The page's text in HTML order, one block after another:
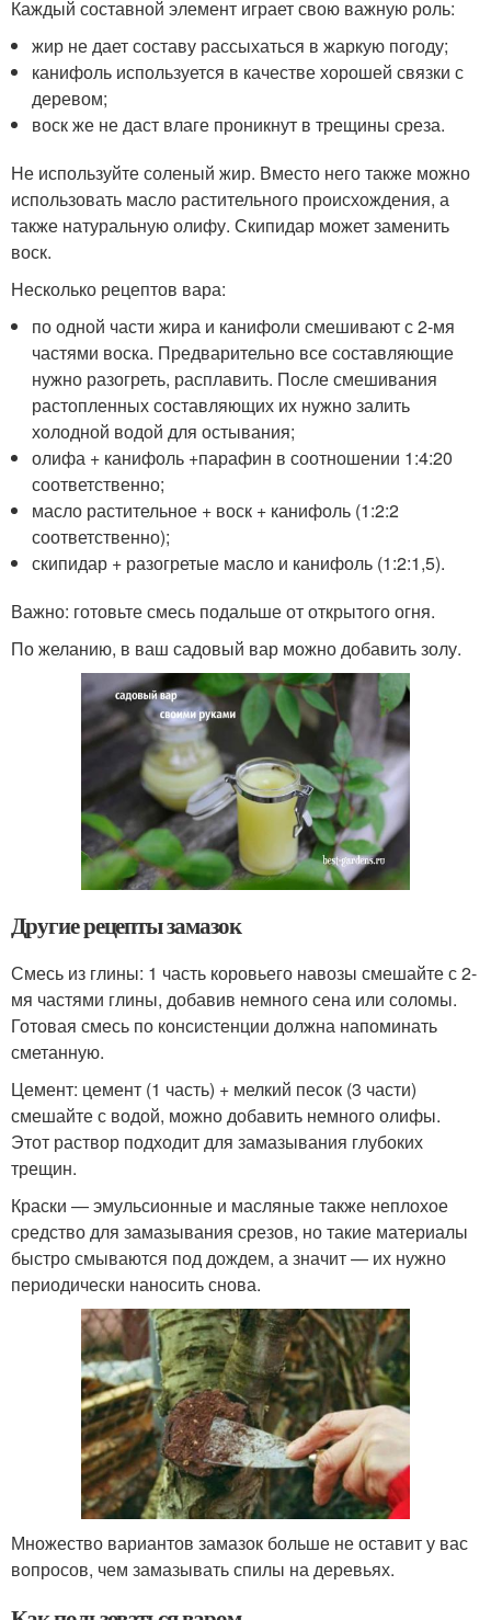
Каждый составной элемент играет свою важную роль:
жир не дает составу рассыхаться в жаркую погоду;
канифоль используется в качестве хорошей связки с
деревом;
воск же не даст влаге проникнут в трещины среза.
Не используйте соленый жир. Вместо него также можно
использовать масло растительного происхождения, а
также натуральную олифу. Скипидар может заменить
воск.
Несколько рецептов вара:
по одной части жира и канифоли смешивают с 2-мя
частями воска. Предварительно все составляющие
нужно разогреть, расплавить. После смешивания
растопленных составляющих их нужно залить
холодной водой для остывания;
олифа + канифоль +парафин в соотношении 1:4:20
соответственно;
масло растительное + воск + канифоль (1:2:2
соответственно);
скипидар + разогретые масло и канифоль (1:2:1,5).
Важно: готовьте смесь подальше от открытого огня.
По желанию, в ваш садовый вар можно добавить золу.
Другие рецепты замазок
Смесь из глины: 1 часть коровьего навозы смешайте с 2-
мя частями глины, добавив немного сена или соломы.
Готовая смесь по консистенции должна напоминать
сметанную.
Цемент: цемент (1 часть) + мелкий песок (3 части)
смешайте с водой, можно добавить немного олифы.
Этот раствор подходит для замазывания глубоких
трещин.
Краски — эмульсионные и масляные также неплохое
средство для замазывания срезов, но такие материалы
быстро смываются под дождем, а значит — их нужно
периодически наносить снова.
Множество вариантов замазок больше не оставит у вас
вопросов, чем замазывать спилы на деревьях.